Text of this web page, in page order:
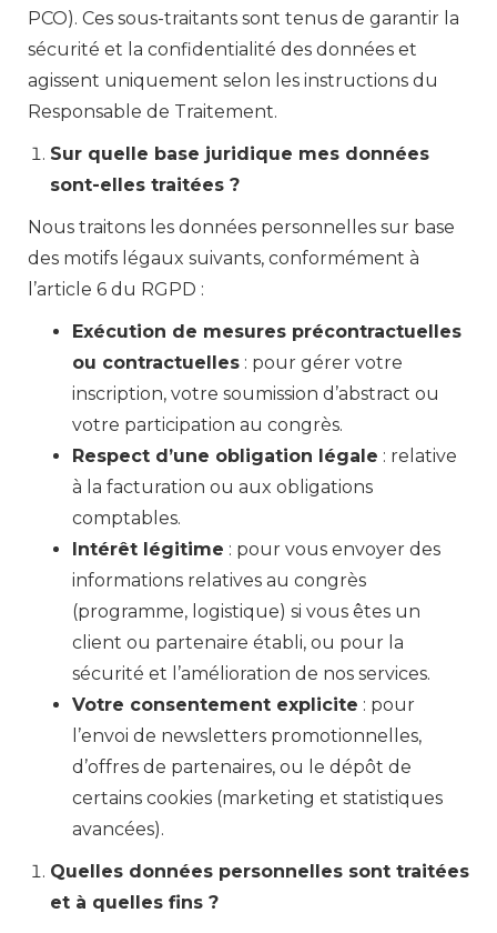
PCO). Ces sous-traitants sont tenus de garantir la
sécurité et la confidentialité des données et
agissent uniquement selon les instructions du
Responsable de Traitement.
Sur quelle base juridique mes données
sont-elles traitées ?
Nous traitons les données personnelles sur base
des motifs légaux suivants, conformément à
l’article 6 du RGPD :
Exécution de mesures précontractuelles
ou contractuelles : pour gérer votre
inscription, votre soumission d’abstract ou
votre participation au congrès.
Respect d’une obligation légale : relative
à la facturation ou aux obligations
comptables.
Intérêt légitime : pour vous envoyer des
informations relatives au congrès
(programme, logistique) si vous êtes un
client ou partenaire établi, ou pour la
sécurité et l’amélioration de nos services.
Votre consentement explicite : pour
l’envoi de newsletters promotionnelles,
d’offres de partenaires, ou le dépôt de
certains cookies (marketing et statistiques
avancées).
Quelles données personnelles sont traitées
et à quelles fins ?